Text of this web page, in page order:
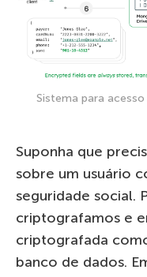
Sistema para
Suponha que
sobre um usuário
seguridade social.
criptografamos e
criptografada
banco de dados.